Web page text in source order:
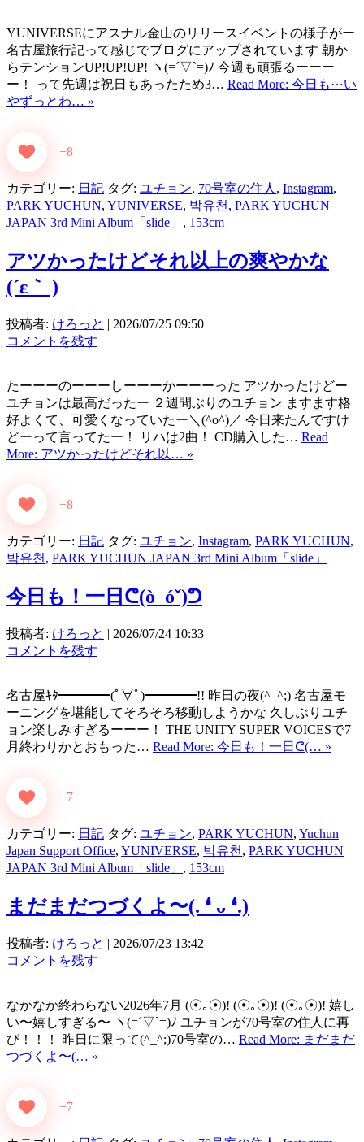
YUNIVERSEにアスナル金山のリリースイベントの様子がー
名古屋旅行記って感じでブログにアップされています 朝か
らテンションUP!UP!UP! ヽ(=´▽`=)ﾉ 今週も頑張るーーー
ー！ って先週は祝日もあったため3… Read More: 今日も⋯い
やずっとわ… »
+8
カテゴリー: 日記 タグ: ユチョン, 70号室の住人, Instagram,
PARK YUCHUN, YUNIVERSE, 박유천, PARK YUCHUN
JAPAN 3rd Mini Album「slide」 , 153cm
アツかったけどそれ以上の爽やかな
(⁠´⁠ε⁠｀⁠ ⁠)
投稿者: けろっと | 2026/07/25 09:50
コメントを残す
たーーーのーーーしーーーかーーーった アツかったけどー
ユチョンは最高だったー ２週間ぶりのユチョン ますます格
好よくて、可愛くなっていたー＼(^o^)／ 今日来たんですけ
どーって言ってたー！ リハは2曲！ CD購入した… Read
More: アツかったけどそれ以… »
+8
カテゴリー: 日記 タグ: ユチョン, Instagram, PARK YUCHUN,
박유천 , PARK YUCHUN JAPAN 3rd Mini Album「slide」
今日も！一日ᕦ⁠(⁠ò⁠_⁠ó⁠ˇ⁠)⁠ᕤ
投稿者: けろっと | 2026/07/24 10:33
コメントを残す
名古屋ｷﾀ━━━━(ﾟ∀ﾟ)━━━━!! 昨日の夜(^_^;) 名古屋モ
ーニングを堪能してそろそろ移動しようかな 久しぶりユチ
ョン楽しみすぎるーーー！ THE UNITY SUPER VOICESで7
月終わりかとおもった… Read More: 今日も！一日ᕦ⁠(⁠… »
+7
カテゴリー: 日記 タグ: ユチョン, PARK YUCHUN, Yuchun
Japan Support Office, YUNIVERSE, 박유천 , PARK YUCHUN
JAPAN 3rd Mini Album「slide」 , 153cm
まだまだつづくよ〜(⁠.⁠ ⁠❛⁠ ⁠ᴗ⁠ ⁠❛⁠.⁠)
投稿者: けろっと | 2026/07/23 13:42
コメントを残す
なかなか終わらない2026年7月 (⁠☉⁠｡⁠☉⁠)⁠! (⁠☉⁠｡⁠☉⁠)⁠! (⁠☉⁠｡⁠☉⁠)⁠! 嬉し
い〜嬉しすぎる〜 ヽ(=´▽`=)ﾉ ユチョンが70号室の住人に再
び！！！ 昨日に限って(^_^;)70号室の… Read More: まだまだ
つづくよ〜(… »
+7